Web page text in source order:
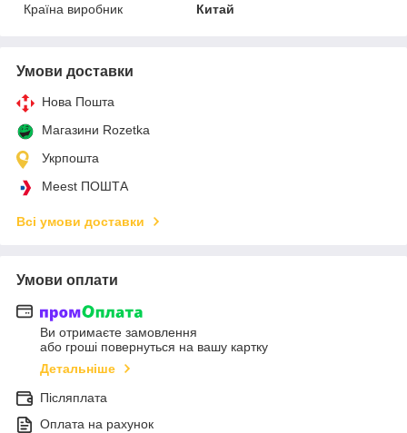
Країна виробник
Китай
Умови доставки
Нова Пошта
Магазини Rozetka
Укрпошта
Meest ПОШТА
Всі умови доставки
Умови оплати
Ви отримаєте замовлення
або гроші повернуться на вашу картку
Детальніше
Післяплата
Оплата на рахунок